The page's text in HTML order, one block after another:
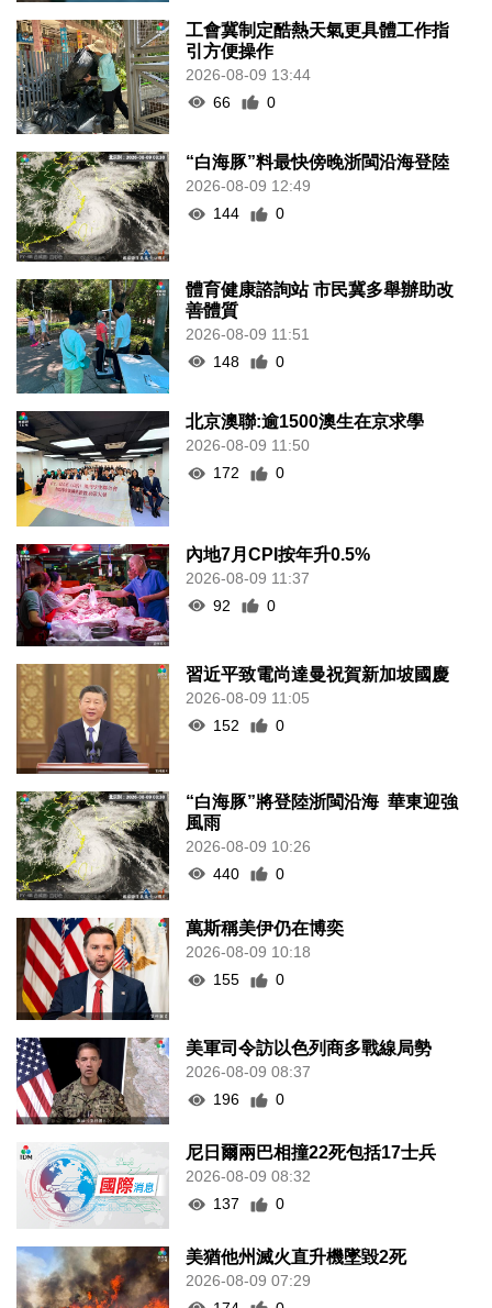
工會冀制定酷熱天氣更具體工作指
引方便操作
2026-08-09 13:44
66
0
“白海豚”料最快傍晚浙閩沿海登陸
2026-08-09 12:49
144
0
體育健康諮詢站 市民冀多舉辦助改
善體質
2026-08-09 11:51
148
0
北京澳聯:逾1500澳生在京求學
2026-08-09 11:50
172
0
內地7月CPI按年升0.5%
2026-08-09 11:37
92
0
習近平致電尚達曼祝賀新加坡國慶
2026-08-09 11:05
152
0
“白海豚”將登陸浙閩沿海 華東迎強
風雨
2026-08-09 10:26
440
0
萬斯稱美伊仍在博奕
2026-08-09 10:18
155
0
美軍司令訪以色列商多戰線局勢
2026-08-09 08:37
196
0
尼日爾兩巴相撞22死包括17士兵
2026-08-09 08:32
137
0
美猶他州滅火直升機墜毀2死
2026-08-09 07:29